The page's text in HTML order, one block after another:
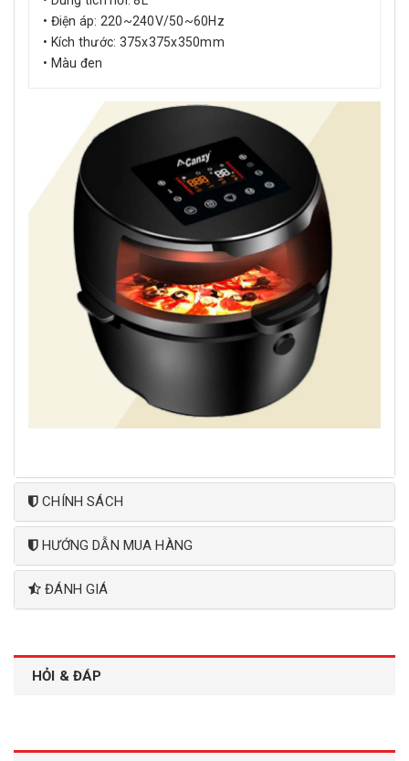
• Điện áp: 220~240V/50~60Hz
• Kích thước: 375x375x350mm
• Màu đen
CHÍNH SÁCH
HƯỚNG DẪN MUA HÀNG
ĐÁNH GIÁ
HỎI & ĐÁP